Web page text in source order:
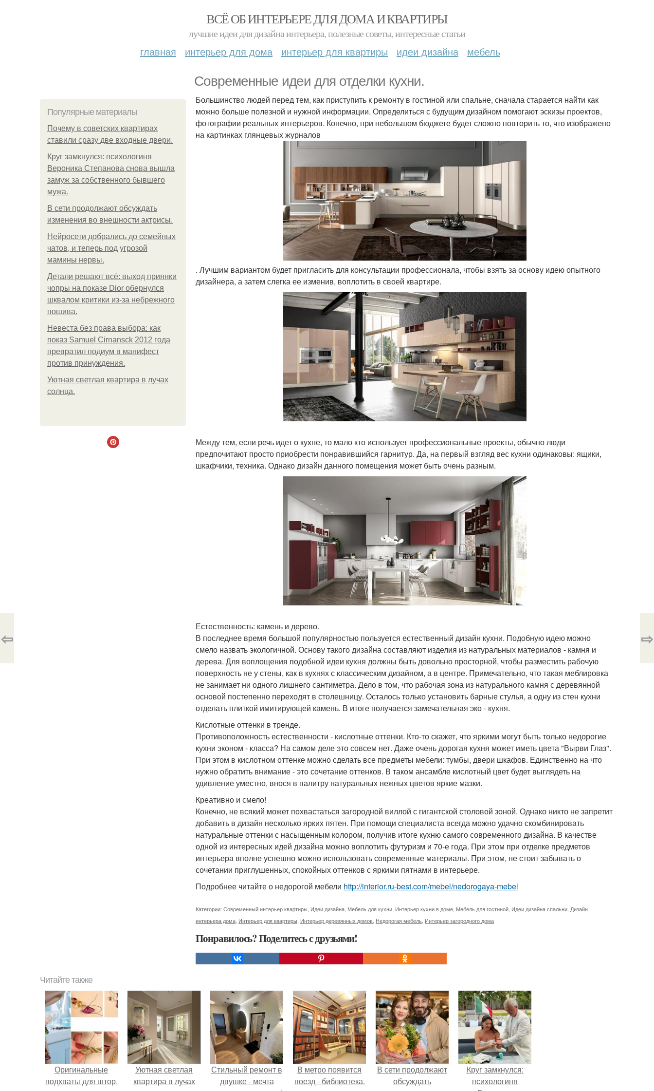
ВСЁ ОБ ИНТЕРЬЕРЕ ДЛЯ ДОМА И КВАРТИРЫ
лучшие идеи для дизайна интерьера, полезные советы, интересные статьи
главная интерьер для дома интерьер для квартиры идеи дизайна мебель
Современные идеи для отделки кухни.
Популярные материалы
Почему в советских квартирах
ставили сразу две входные двери.
Круг замкнулся: психологиня
Вероника Степанова снова вышла
замуж за собственного бывшего
мужа.
В сети продолжают обсуждать
изменения во внешности актрисы.
Нейросети добрались до семейных
чатов, и теперь под угрозой
мамины нервы.
Детали решают всё: выход приянки
чопры на показе Dior обернулся
шквалом критики из-за небрежного
пошива.
Невеста без права выбора: как
показ Samuel Cirnansck 2012 года
превратил подиум в манифест
против принуждения.
Уютная светлая квартира в лучах
солнца.
Большинство людей перед тем, как приступить к ремонту в гостиной или спальне, сначала старается найти как
можно больше полезной и нужной информации. Определиться с будущим дизайном помогают эскизы проектов,
фотографии реальных интерьеров. Конечно, при небольшом бюджете будет сложно повторить то, что изображено
на картинках глянцевых журналов
. Лучшим вариантом будет пригласить для консультации профессионала, чтобы взять за основу идею опытного
дизайнера, а затем слегка ее изменив, воплотить в своей квартире.
Между тем, если речь идет о кухне, то мало кто использует профессиональные проекты, обычно люди
предпочитают просто приобрести понравившийся гарнитур. Да, на первый взгляд вес кухни одинаковы: ящики,
шкафчики, техника. Однако дизайн данного помещения может быть очень разным.
Естественность: камень и дерево.
В последнее время большой популярностью пользуется естественный дизайн кухни. Подобную идею можно
смело назвать экологичной. Основу такого дизайна составляют изделия из натуральных материалов - камня и
дерева. Для воплощения подобной идеи кухня должны быть довольно просторной, чтобы разместить рабочую
поверхность не у стены, как в кухнях с классическим дизайном, а в центре. Примечательно, что такая меблировка
не занимает ни одного лишнего сантиметра. Дело в том, что рабочая зона из натурального камня с деревянной
основой постепенно переходят в столешницу. Осталось только установить барные стулья, а одну из стен кухни
отделать плиткой имитирующей камень. В итоге получается замечательная эко - кухня.
Кислотные оттенки в тренде.
Противоположность естественности - кислотные оттенки. Кто-то скажет, что яркими могут быть только недорогие
кухни эконом - класса? На самом деле это совсем нет. Даже очень дорогая кухня может иметь цвета "Вырви Глаз".
При этом в кислотном оттенке можно сделать все предметы мебели: тумбы, двери шкафов. Единственно на что
нужно обратить внимание - это сочетание оттенков. В таком ансамбле кислотный цвет будет выглядеть на
удивление уместно, внося в палитру натуральных нежных цветов яркие мазки.
Креативно и смело!
Конечно, не всякий может похвастаться загородной виллой с гигантской столовой зоной. Однако никто не запретит
добавить в дизайн несколько ярких пятен. При помощи специалиста всегда можно удачно скомбинировать
натуральные оттенки с насыщенным колором, получив итоге кухню самого современного дизайна. В качестве
одной из интересных идей дизайна можно воплотить футуризм и 70-е года. При этом при отделке предметов
интерьера вполне успешно можно использовать современные материалы. При этом, не стоит забывать о
сочетании приглушенных, спокойных оттенков с яркими пятнами в интерьере.
Подробнее читайте о недорогой мебели http://interior.ru-best.com/mebel/nedorogaya-mebel
Категории: Современный интерьер квартиры Идеи дизайна Мебель для кухни Интерьер кухни в доме Мебель для гостиной Идеи дизайна спальни Дизайн
интерьера дома Интерьер для квартиры Интерьер деревянных домов Недорогая мебель Интерьер загородного дома
Понравилось? Поделитесь с друзьями!
⇦ ⇨
Читайте также
Оригинальные
подхваты для штор,
Уютная светлая
квартира в лучах
Стильный ремонт в
двушке - мечта
В метро появится
поезд - библиотека.
В сети продолжают
обсуждать
Круг замкнулся:
психологиня